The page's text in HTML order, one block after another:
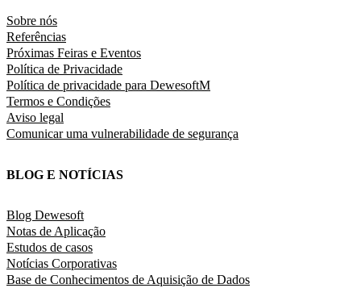
Sobre nós
Referências
Próximas Feiras e Eventos
Política de Privacidade
Política de privacidade para DewesoftM
Termos e Condições
Aviso legal
Comunicar uma vulnerabilidade de segurança
BLOG E NOTÍCIAS
Blog Dewesoft
Notas de Aplicação
Estudos de casos
Notícias Corporativas
Base de Conhecimentos de Aquisição de Dados